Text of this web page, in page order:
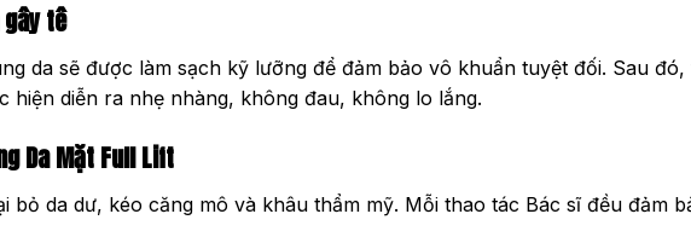
tê
da sẽ được làm sạch kỹ lưỡng để đảm bảo vô khuẩn tuyệt đối. Sau
hiện diễn ra nhẹ nhàng, không đau, không lo lắng.
Da Mặt Full Lift
bỏ da dư, kéo căng mô và khâu thẩm mỹ. Mỗi thao tác Bác sĩ đều đảm